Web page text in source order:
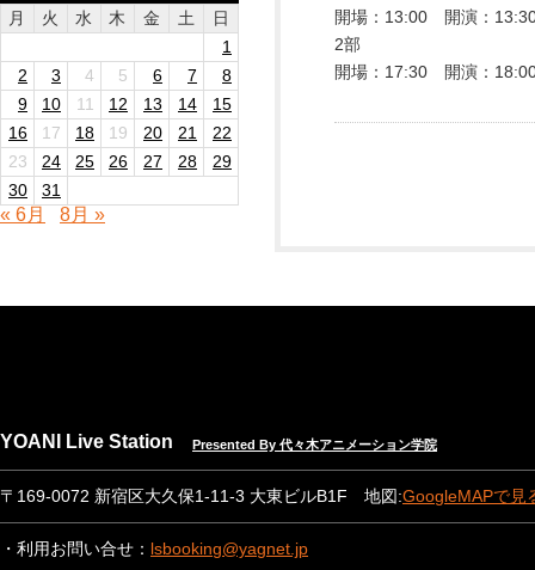
月
火 水 木 金 土
日
1
2
3 4 5 6 7
8
9
10 11 12 13 14
15
16
17 18 19 20 21
22
23
24 25 26 27 28
29
30
31
« 6月 8月 »
開場：13:00 開演：
2部
開場：17:30 開演：
YOANI Live Station Presented By 代々木アニメーション学院
〒169-0072 新宿区大久保1-11-3 大東ビルB1F 地図:GoogleMAPで見
・利用お問い合せ： lsbooking@yagnet.jp